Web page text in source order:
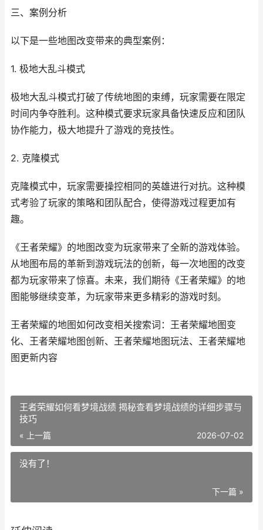
三、案例分析
以下是一些地图改变带来的典型案例：
1. 极地大乱斗模式
极地大乱斗模式打破了传统地图的束缚，玩家需要在限定
时间内争夺胜利。这种模式要求玩家具备快速反应和团队
协作能力，极大地提升了游戏的竞技性。
2. 克隆模式
克隆模式中，玩家需要操控相同的英雄进行对抗。这种模
式考验了玩家的策略和团队配合，使得游戏过程更加有
趣。
《王者荣耀》的地图改变为玩家带来了全新的游戏体验。
从地图布局的革新到游戏玩法的创新，每一次地图的改变
都为玩家带来了惊喜。未来，我们期待《王者荣耀》的地
图能够继续变革，为玩家带来更多精彩的游戏时刻。
王者荣耀的地图如何改变相关搜索词：王者荣耀地图变
化、王者荣耀地图创新、王者荣耀地图玩法、王者荣耀地
图更新内容
王者荣耀如何看梦境战绩 揭秘查看梦境战绩的详细步骤与
技巧
« 上一篇 2026-07-02
没有了！
下一篇 »